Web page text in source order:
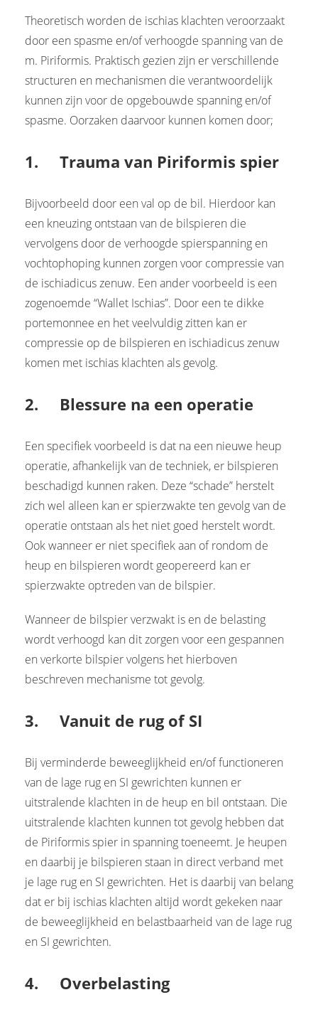
Theoretisch worden de ischias klachten veroorzaakt
door een spasme en/of verhoogde spanning van de
m. Piriformis. Praktisch gezien zijn er verschillende
structuren en mechanismen die verantwoordelijk
kunnen zijn voor de opgebouwde spanning en/of
spasme. Oorzaken daarvoor kunnen komen door;
1. Trauma van Piriformis spier
Bijvoorbeeld door een val op de bil. Hierdoor kan
een kneuzing ontstaan van de bilspieren die
vervolgens door de verhoogde spierspanning en
vochtophoping kunnen zorgen voor compressie van
de ischiadicus zenuw. Een ander voorbeeld is een
zogenoemde “Wallet Ischias”. Door een te dikke
portemonnee en het veelvuldig zitten kan er
compressie op de bilspieren en ischiadicus zenuw
komen met ischias klachten als gevolg.
2. Blessure na een operatie
Een specifiek voorbeeld is dat na een nieuwe heup
operatie, afhankelijk van de techniek, er bilspieren
beschadigd kunnen raken. Deze “schade” herstelt
zich wel alleen kan er spierzwakte ten gevolg van de
operatie ontstaan als het niet goed herstelt wordt.
Ook wanneer er niet specifiek aan of rondom de
heup en bilspieren wordt geopereerd kan er
spierzwakte optreden van de bilspier.
Wanneer de bilspier verzwakt is en de belasting
wordt verhoogd kan dit zorgen voor een gespannen
en verkorte bilspier volgens het hierboven
beschreven mechanisme tot gevolg.
3. Vanuit de rug of SI
Bij verminderde beweeglijkheid en/of functioneren
van de lage rug en SI gewrichten kunnen er
uitstralende klachten in de heup en bil ontstaan. Die
uitstralende klachten kunnen tot gevolg hebben dat
de Piriformis spier in spanning toeneemt. Je heupen
en daarbij je bilspieren staan in direct verband met
je lage rug en SI gewrichten. Het is daarbij van belang
dat er bij ischias klachten altijd wordt gekeken naar
de beweeglijkheid en belastbaarheid van de lage rug
en SI gewrichten.
4. Overbelasting